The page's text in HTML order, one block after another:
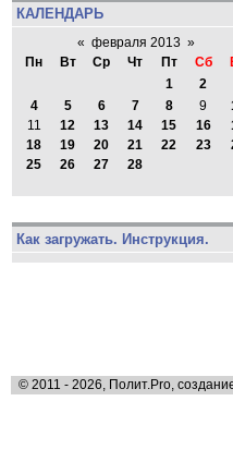
КАЛЕНДАРЬ
« февраля 2013 »
Пн
Вт Ср Чт Пт Сб
1
2
4
5 6 7 8 9
11
12 13 14 15 16
18
19 20 21 22 23
25
26 27 28
Как загружать. Инструкция.
© 2011 - 2026, Полит.Pro,